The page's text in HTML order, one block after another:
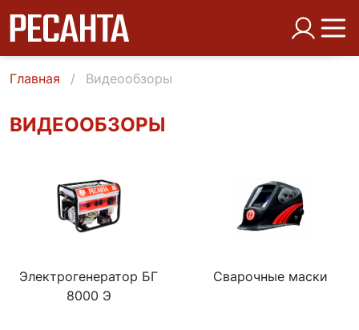
Главная Видеообзоры
ВИДЕООБЗОРЫ
Электрогенератор БГ
8000 Э
Сварочные маски